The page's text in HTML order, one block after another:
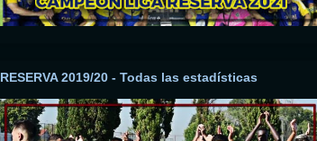
RESERVA 2019/20 - Todas las estadísticas